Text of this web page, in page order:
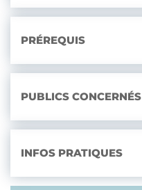
PRÉREQUIS
PUBLICS CONCERNÉS
INFOS PRATIQUES